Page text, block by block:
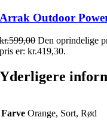
Arrak Outdoor
kr.599,00 Den oprindelige
pris er: kr.419,30.
Yderligere
Farve Orange, Sort, Rød